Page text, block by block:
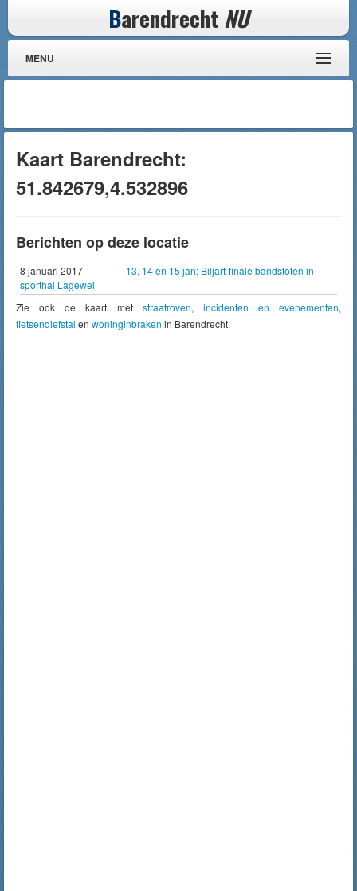
Barendrecht NU
MENU
Kaart Barendrecht:
51.842679,4.532896
Berichten op deze locatie
8 januari 2017
13, 14 en 15 jan: Biljart-finale bandstoten in
sporthal Lagewei
Zie ook de kaart met straatroven, incidenten en evenementen,
fietsendiefstal en woninginbraken in Barendrecht.